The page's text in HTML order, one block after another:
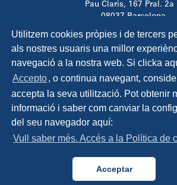
Utilitzem cookies pròpies i de tercers
als nostres usuaris una millor
navegació a la nostra web. Si clicka
Accepto, o continua navegant,
accepta la seva utilització. Pot obtenir
informació i saber com canviar la
del seu navegador aquí:
Vull saber més. Accés a la Política de
Acceptar
Pau Claris, 167 Pral. 2a
08037 Barcelona
T. 934 881 480
info@ccfundacions.cat
Contacta
Política de privadesa
Política de cookies